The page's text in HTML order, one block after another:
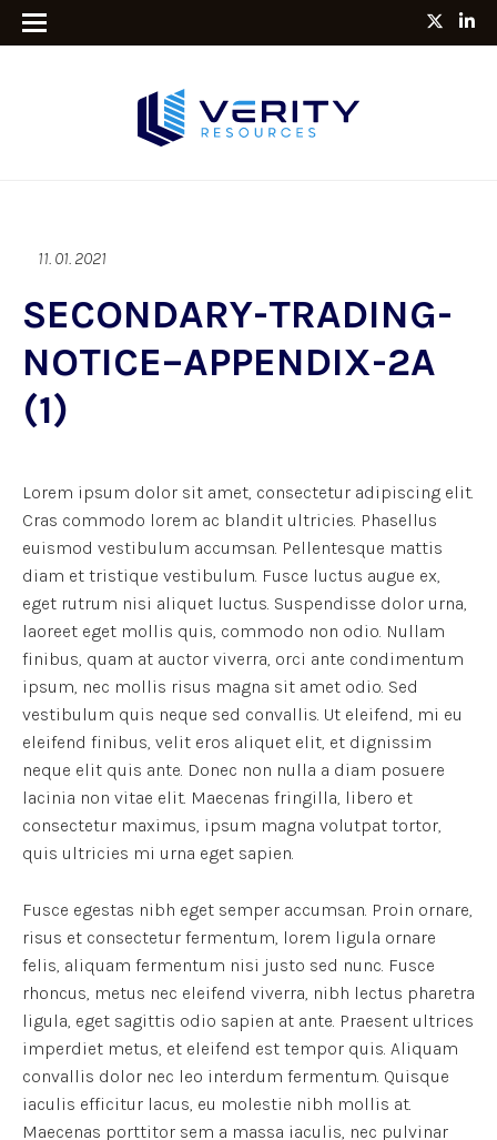
11. 01. 2021
SECONDARY-TRADING-
NOTICE–APPENDIX-2A
(1)
Lorem ipsum dolor sit amet, consectetur adipiscing elit.
Cras commodo lorem ac blandit ultricies. Phasellus
euismod vestibulum accumsan. Pellentesque mattis
diam et tristique vestibulum. Fusce luctus augue ex,
eget rutrum nisi aliquet luctus. Suspendisse dolor urna,
laoreet eget mollis quis, commodo non odio. Nullam
finibus, quam at auctor viverra, orci ante condimentum
ipsum, nec mollis risus magna sit amet odio. Sed
vestibulum quis neque sed convallis. Ut eleifend, mi eu
eleifend finibus, velit eros aliquet elit, et dignissim
neque elit quis ante. Donec non nulla a diam posuere
lacinia non vitae elit. Maecenas fringilla, libero et
consectetur maximus, ipsum magna volutpat tortor,
quis ultricies mi urna eget sapien.
Fusce egestas nibh eget semper accumsan. Proin ornare,
risus et consectetur fermentum, lorem ligula ornare
felis, aliquam fermentum nisi justo sed nunc. Fusce
rhoncus, metus nec eleifend viverra, nibh lectus pharetra
ligula, eget sagittis odio sapien at ante. Praesent ultrices
imperdiet metus, et eleifend est tempor quis. Aliquam
convallis dolor nec leo interdum fermentum. Quisque
iaculis efficitur lacus, eu molestie nibh mollis at.
Maecenas porttitor sem a massa iaculis, nec pulvinar